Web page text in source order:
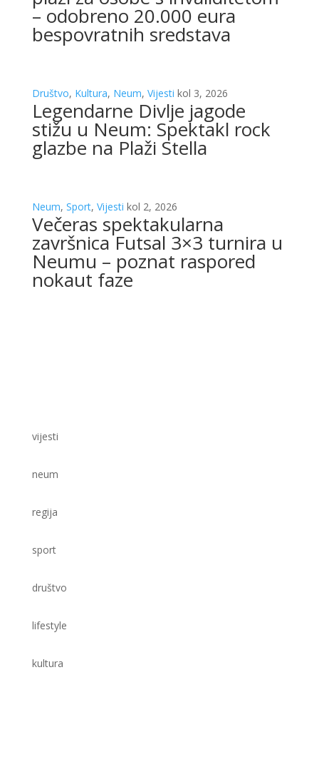
– odobreno 20.000 eura
bespovratnih sredstava
Društvo, Kultura, Neum, Vijesti kol 3, 2026
Legendarne Divlje jagode
stižu u Neum: Spektakl rock
glazbe na Plaži Stella
Neum, Sport, Vijesti kol 2, 2026
Večeras spektakularna
završnica Futsal 3×3 turnira u
Neumu – poznat raspored
nokaut faze
vijesti
neum
regija
sport
društvo
lifestyle
kultura